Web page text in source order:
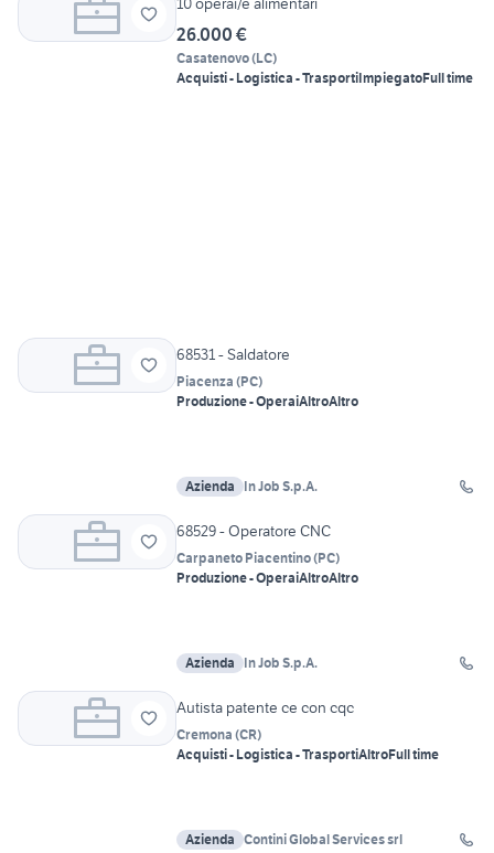
26.000 €
Casatenovo(LC)
Acquisti - Logistica - TrasportiImpiegatoFull time
68531 - Saldatore
Piacenza (PC)
Produzione - OperaiAltroAltro
Azienda In Job S.p.A.
68529 - Operatore CNC
Carpaneto Piacentino(PC)
Produzione - OperaiAltroAltro
Azienda In Job S.p.A.
Autista patente ce con cqc
Cremona (CR)
Acquisti - Logistica - TrasportiAltroFull time
Azienda Contini Global Services srl